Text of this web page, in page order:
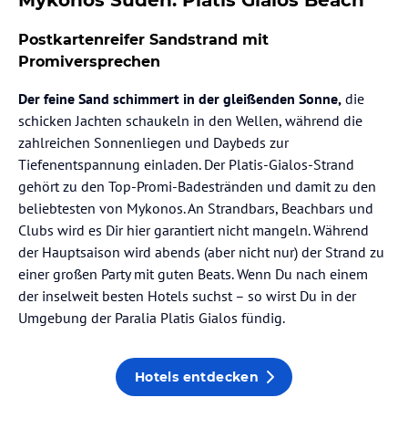
Postkartenreifer Sandstrand mit
Promiversprechen
Der feine Sand schimmert in der gleißenden Sonne, die
schicken Jachten schaukeln in den Wellen, während die
zahlreichen Sonnenliegen und Daybeds zur
Tiefenentspannung einladen. Der Platis-Gialos-Strand
gehört zu den Top-Promi-Badestränden und damit zu den
beliebtesten von Mykonos. An Strandbars, Beachbars und
Clubs wird es Dir hier garantiert nicht mangeln. Während
der Hauptsaison wird abends (aber nicht nur) der Strand zu
einer großen Party mit guten Beats. Wenn Du nach einem
der inselweit besten Hotels suchst – so wirst Du in der
Umgebung der Paralia Platis Gialos fündig.
Hotels entdecken